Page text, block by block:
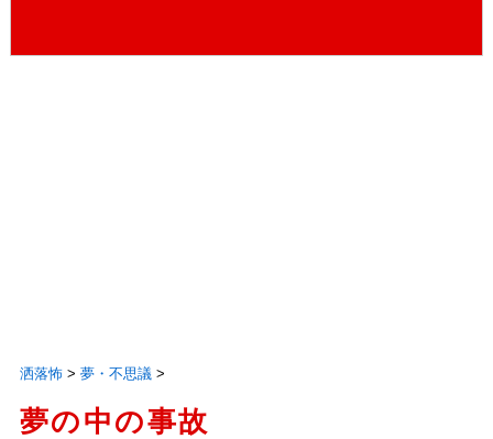
洒落怖> 夢・不思議>
夢の中の事故